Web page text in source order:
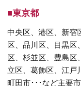
■東京都
中央区、港区、新宿
区、品川区、目黒区
区、杉並区、豊島区
立区、葛飾区、江戸
町田市･･･など主要